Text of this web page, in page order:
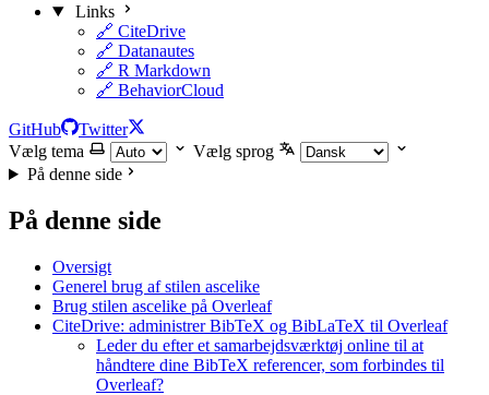
Links
🔗 CiteDrive
🔗 Datanautes
🔗 R Markdown
🔗 BehaviorCloud
GitHub
Twitter
Vælg tema
Vælg sprog
På denne side
På denne side
Oversigt
Generel brug af stilen ascelike
Brug stilen ascelike på Overleaf
CiteDrive: administrer BibTeX og BibLaTeX til Overleaf
Leder du efter et samarbejdsværktøj online til at
håndtere dine BibTeX referencer, som forbindes til
Overleaf?